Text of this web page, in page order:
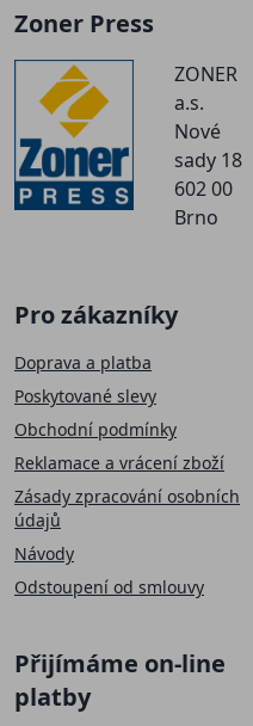
Zoner Press
ZONER
a.s.
Nové
sady 18
602 00
Brno
Pro zákazníky
Doprava a platba
Poskytované slevy
Obchodní podmínky
Reklamace a vrácení zboží
Zásady zpracování osobních
údajů
Návody
Odstoupení od smlouvy
Přijímáme on-line
platby